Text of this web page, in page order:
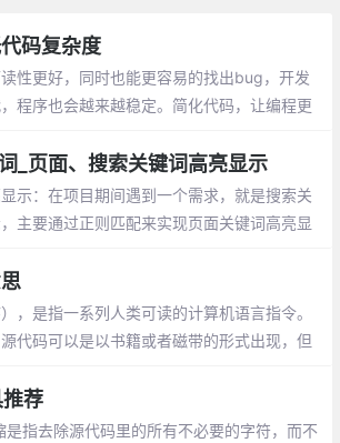
码复杂度
性更好，同时也能更容易的找出bug，开发
程序也会越来越稳定。简化代码，让编程更
_页面、搜索关键词高亮显示
示：在项目期间遇到一个需求，就是搜索关
主要通过正则匹配来实现页面关键词高亮显
容并将关键字高亮
，是指一系列人类可读的计算机语言指令。
代码可以是以书籍或者磁带的形式出现，但
荐
指去除源代码里的所有不必要的字符，而不